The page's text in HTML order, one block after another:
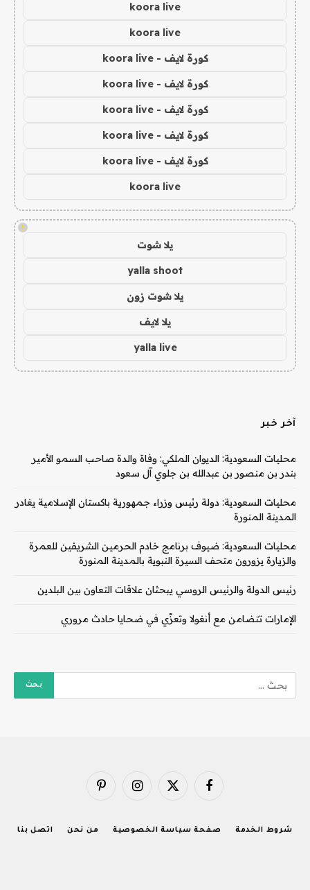
koora live
koora live
كورة لايف - koora live
كورة لايف - koora live
كورة لايف - koora live
كورة لايف - koora live
كورة لايف - koora live
koora live
!
يلا شوت
yalla shoot
يلا شوت زون
يلا لايف
yalla live
آخر خبر
محليات السعودية: الديوان الملكي: وفاة والدة صاحب السمو الأمير
بندر بن منصور بن عبدالله بن جلوي آل سعود
محليات السعودية: دولة رئيس وزراء جمهورية باكستان الإسلامية يغادر
المدينة المنورة
محليات السعودية: ضيوف برنامج خادم الحرمين الشريفين للعمرة
والزيارة يزورون متحف السيرة النبوية بالمدينة المنورة
رئيس الدولة والرئيس الروسي يبحثان علاقات التعاون بين البلدين
الإمارات تتضامن مع أنغولا وتعزّي في ضحايا حادث مروري
فيسبوك X
الانستغرامبينتيريست
شروط الخدمة صفحة سياسة الخصوصية من نحن اتصل بنا